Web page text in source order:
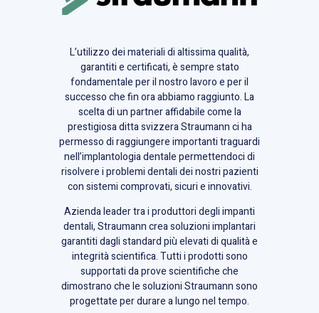
L’utilizzo dei materiali di altissima qualità,
garantiti e certificati, è sempre stato
fondamentale per il nostro lavoro e per il
successo che fin ora abbiamo raggiunto. La
scelta di un partner affidabile come la
prestigiosa ditta svizzera Straumann ci ha
permesso di raggiungere importanti traguardi
nell’implantologia dentale permettendoci di
risolvere i problemi dentali dei nostri pazienti
con sistemi comprovati, sicuri e innovativi.
Azienda leader tra i produttori degli impanti
dentali, Straumann crea soluzioni implantari
garantiti dagli standard più elevati di qualità e
integrità scientifica. Tutti i prodotti sono
supportati da prove scientifiche che
dimostrano che le soluzioni Straumann sono
progettate per durare a lungo nel tempo.